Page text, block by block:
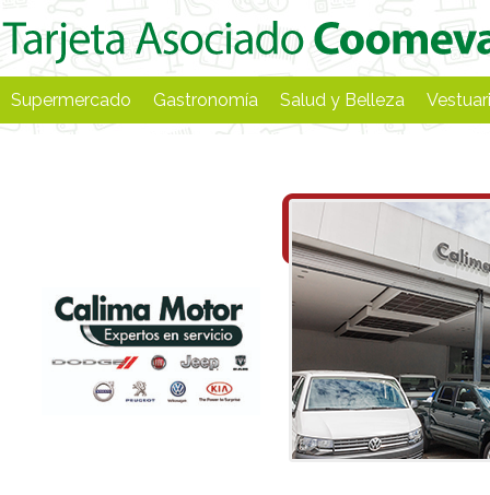
Supermercado Gastronomía Salud y Belleza